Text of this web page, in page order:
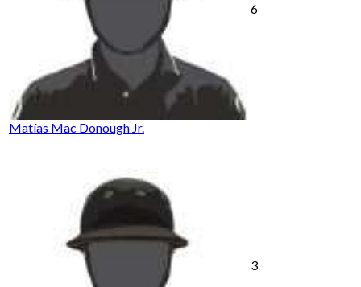
Matías Mac Donough Jr.
6
3